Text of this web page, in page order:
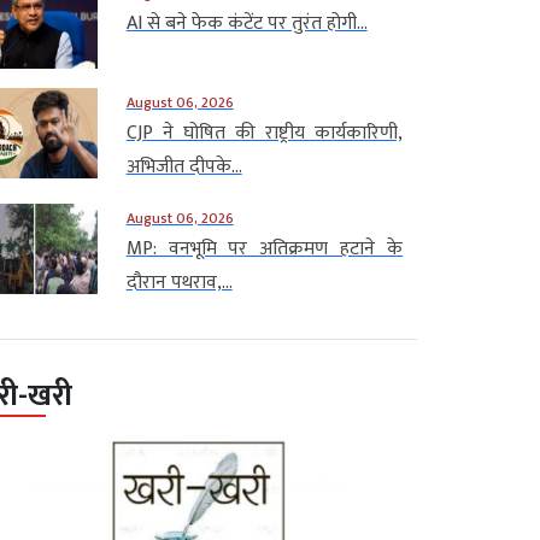
AI से बने फेक कंटेंट पर तुरंत होगी...
August 06, 2026
CJP ने घोषित की राष्ट्रीय कार्यकारिणी,
अभिजीत दीपके...
August 06, 2026
MP: वनभूमि पर अतिक्रमण हटाने के
दौरान पथराव,...
खरी